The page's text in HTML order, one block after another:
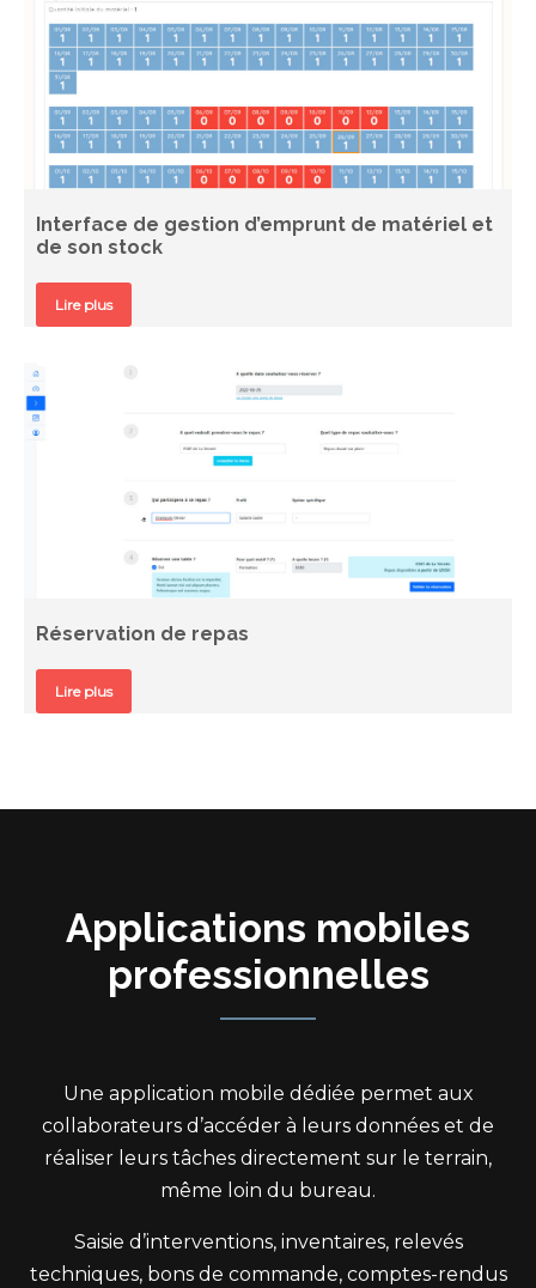
Interface de gestion d’emprunt de matériel et
de son stock
Lire plus
Réservation de repas
Lire plus
Applications mobiles
professionnelles
Une application mobile dédiée permet aux
collaborateurs d’accéder à leurs données et de
réaliser leurs tâches directement sur le terrain,
même loin du bureau.
Saisie d’interventions, inventaires, relevés
techniques, bons de commande, comptes-rendus